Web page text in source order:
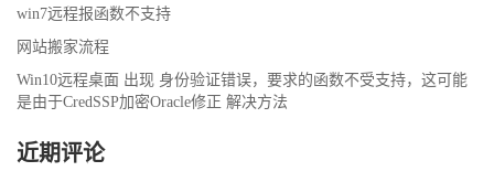
win7远程报函数不支持
网站搬家流程
Win10远程桌面 出现 身份验证错误，要求的函数不受支持，这可能
是由于CredSSP加密Oracle修正 解决方法
近期评论